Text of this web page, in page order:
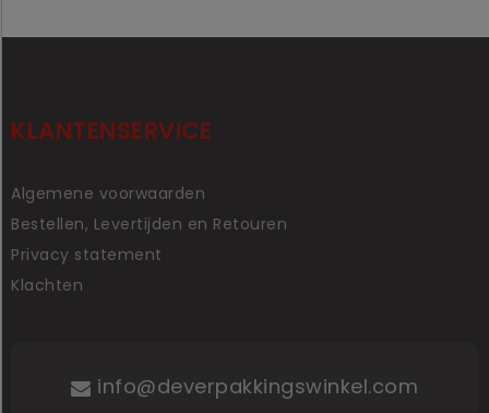
KLANTENSERVICE
Algemene voorwaarden
Bestellen, Levertijden en Retouren
Privacy statement
Klachten
info@deverpakkingswinkel.com